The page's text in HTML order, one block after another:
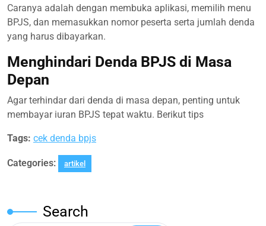
Caranya adalah dengan membuka aplikasi, memilih menu
BPJS, dan memasukkan nomor peserta serta jumlah denda
yang harus dibayarkan.
Menghindari Denda BPJS di Masa
Depan
Agar terhindar dari denda di masa depan, penting untuk
membayar iuran BPJS tepat waktu. Berikut tips
Tags: cek denda bpjs
Categories: artikel
Search